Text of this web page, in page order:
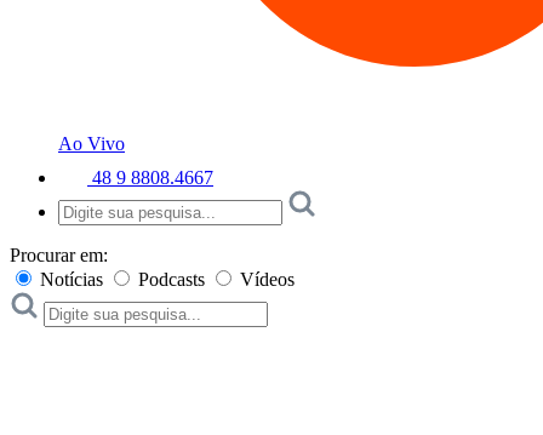
Ao Vivo
48 9 8808.4667
Procurar em:
Notícias
Podcasts Vídeos